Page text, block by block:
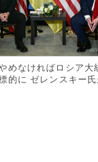
めなければロシア大
的に ゼレンスキー氏